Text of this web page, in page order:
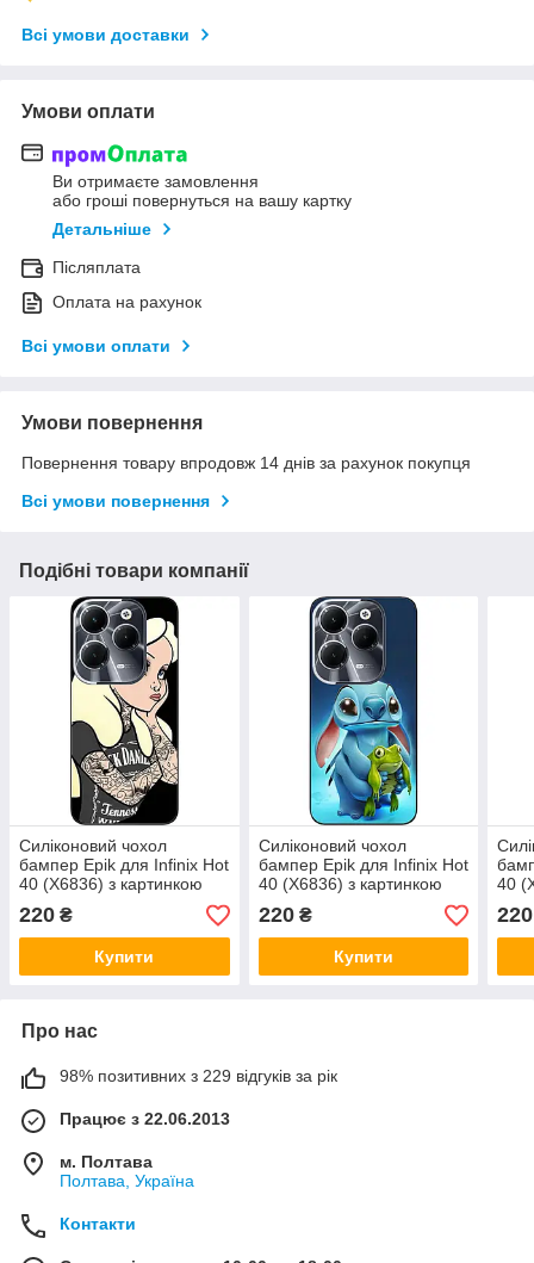
Всі умови доставки
Умови оплати
Ви отримаєте замовлення
або гроші повернуться на вашу картку
Детальніше
Післяплата
Оплата на рахунок
Всі умови оплати
Умови повернення
Повернення товару впродовж 14 днів за рахунок покупця
Всі умови повернення
Подібні товари компанії
Силіконовий чохол
бампер Epik для Infinix Hot
40 (X6836) з картинкою
220 ₴
Купити
Силіконовий чохол
бампер Epik для Infinix Hot
40 (X6836) з картинкою
220₴
Купити
40
220
Про нас
98% позитивних з 229 відгуків за рік
Працює з 22.06.2013
м. Полтава
Полтава, Україна
Контакти